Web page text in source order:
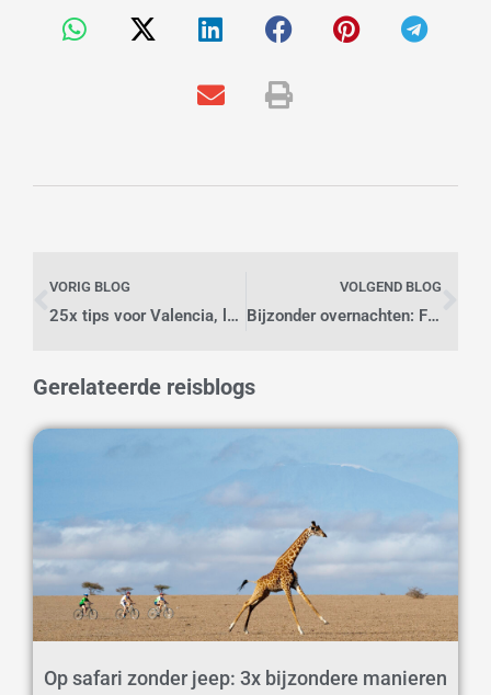
VORIG BLOG
25x tips voor Valencia, leuk voor je stedentrip!
VOLGEND BLOG
Bijzonder overnachten: Floaten door Khao Sok National Park
Gerelateerde reisblogs
Op safari zonder jeep: 3x bijzondere manieren